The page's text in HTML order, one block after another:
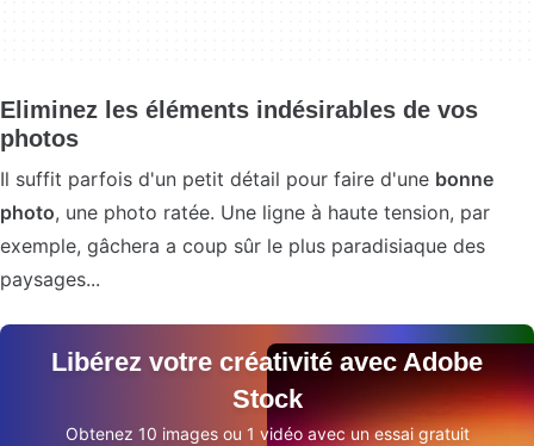
Eliminez les éléments indésirables de vos
photos
Il suffit parfois d'un petit détail pour faire d'une bonne
photo, une photo ratée. Une ligne à haute tension, par
exemple, gâchera a coup sûr le plus paradisiaque des
paysages...
Libérez votre créativité avec Adobe
Stock
Obtenez 10 images ou 1 vidéo avec un essai gratuit